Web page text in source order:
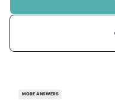
MORE ANSWERS